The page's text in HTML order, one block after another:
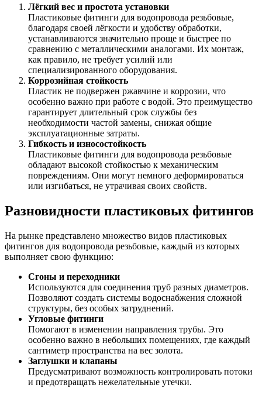
алюминиевая
Шестигранник
латунный
Квадрат
латунный
Круг
латунный
Лента
латунная
Лист
латунный
латунная
Шина
медная
Круг
медный
медная
медный
Труба
(пруток)
Олово,
cвинец,
нихром
стальные
и
Ванны и
товары
Фитинги
резьбовые
латунные
Фитинги
чугунные
Хомуты
БУ трубы
Хомуты
Лёгкий вес и простота установки
Пластиковые фитинги для водопровода резьбовые,
благодаря своей лёгкости и удобству обработки,
устанавливаются значительно проще и быстрее по
сравнению с металлическими аналогами. Их монтаж,
как правило, не требует усилий или
специализированного оборудования.
Коррозийная стойкость
Пластик не подвержен ржавчине и коррозии, что
особенно важно при работе с водой. Это преимущество
гарантирует длительный срок службы без
необходимости частой замены, снижая общие
эксплуатационные затраты.
Гибкость и износостойкость
Пластиковые фитинги для водопровода резьбовые
обладают высокой стойкостью к механическим
повреждениям. Они могут немного деформироваться
или изгибаться, не утрачивая своих свойств.
Разновидности пластиковых фитингов
На рынке представлено множество видов пластиковых
фитингов для водопровода резьбовые, каждый из которых
выполняет свою функцию:
Сгоны и переходники
Используются для соединения труб разных диаметров.
Позволяют создать системы водоснабжения сложной
структуры, без особых затруднений.
Угловые фитинги
Помогают в изменении направления трубы. Это
особенно важно в небольших помещениях, где каждый
сантиметр пространства на вес золота.
Заглушки и клапаны
Предусматривают возможность контролировать потоки
и предотвращать нежелательные утечки.